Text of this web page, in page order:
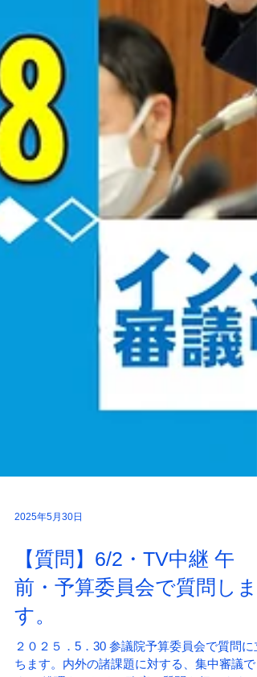
2025年5月30日
【質問】6/2・TV中継 午
前・予算委員会で質問しま